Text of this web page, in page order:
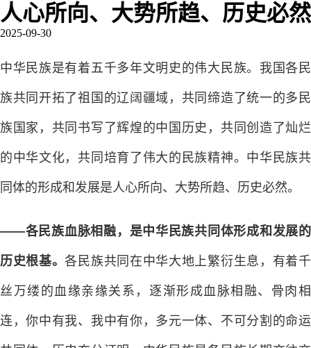
人心所向、大势所趋、历史必然
2025-09-30
中华民族是有着五千多年文明史的伟大民族。我国各民
族共同开拓了祖国的辽阔疆域，共同缔造了统一的多民
族国家，共同书写了辉煌的中国历史，共同创造了灿烂
的中华文化，共同培育了伟大的民族精神。中华民族共
同体的形成和发展是人心所向、大势所趋、历史必然。
——各民族血脉相融，是中华民族共同体形成和发展的
历史根基。各民族共同在中华大地上繁衍生息，有着千
丝万缕的血缘亲缘关系，逐渐形成血脉相融、骨肉相
连，你中有我、我中有你，多元一体、不可分割的命运